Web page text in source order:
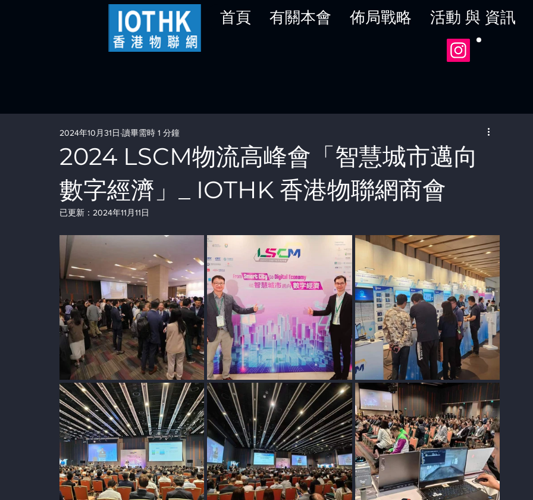
首頁 有關本會 佈局戰略 活動 與 資訊
2024 LSCM物流高峰會「智慧城市邁向
數字經濟」_ IOTHK 香港物聯網商會
2024年10月31日 讀畢需時 1 分鐘
已更新： 2024年11月11日